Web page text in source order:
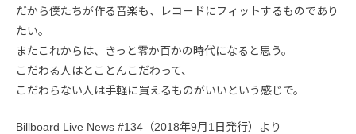
だから僕たちが作る音楽も、レコードにフィットするものであり
たい。
またこれからは、きっと零か百かの時代になると思う。
こだわる人はとことんこだわって、
こだわらない人は手軽に買えるものがいいという感じで。
Billboard Live News #134（2018年9月1日発行）より